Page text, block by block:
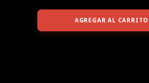
AGREGAR AL CARRITO